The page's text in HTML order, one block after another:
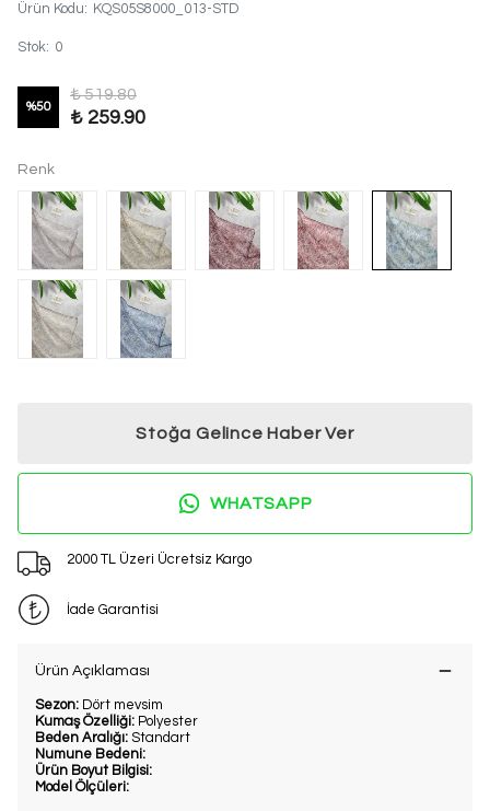
Ürün Kodu: KQS05S8000_013-STD
Stok: 0
%50
₺ 519.80
₺ 259.90
Renk
Stoğa Gelince Haber Ver
WHATSAPP
2000 TL Üzeri Ücretsiz Kargo
İade Garantisi
Ürün Açıklaması
Sezon: Dört mevsim
Kumaş Özelliği: Polyester
Beden Aralığı: Standart
Numune Bedeni:
Ürün Boyut Bilgisi:
Model Ölçüleri: